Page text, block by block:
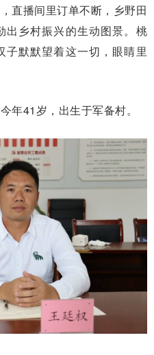
直播间里订单不断，乡野田
出乡村振兴的生动图景。桃
默默望着这一切，眼睛里
年41岁，出生于军备村。